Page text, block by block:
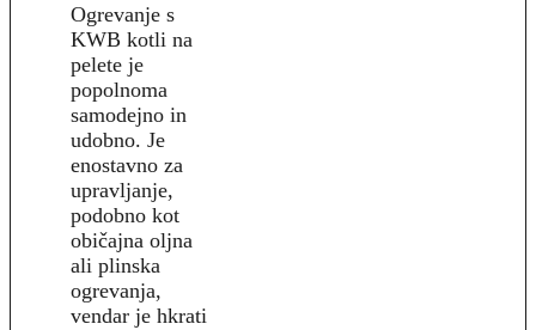
Ogrevanje s
KWB kotli na
pelete je
popolnoma
samodejno in
udobno. Je
enostavno za
upravljanje,
podobno kot
običajna oljna
ali plinska
ogrevanja,
vendar je hkrati